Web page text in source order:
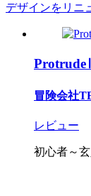
デザインをリニ
冒険会社
レビュー
初心者～